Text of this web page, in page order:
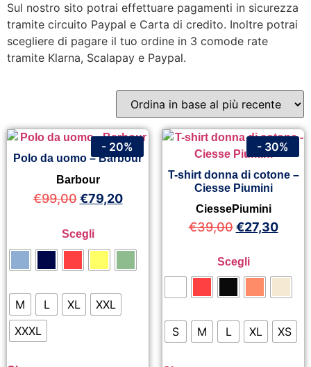
Sul nostro sito potrai effettuare pagamenti in sicurezza
tramite circuito Paypal e Carta di credito. Inoltre potrai
scegliere di pagare il tuo ordine in 3 comode rate
tramite Klarna, Scalapay e Paypal.
Polo da uomo – Barbour
Barbour
€99,00 €79,20
Scegli
M L XL
XXL
XXXL
- 20%
T-shirt donna di cotone –
Ciesse Piumini
CiessePiumini
€39,00 €27,30
Scegli
S M L XL XS
- 30%